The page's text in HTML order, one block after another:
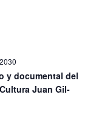
y documental del
Juan Gil-